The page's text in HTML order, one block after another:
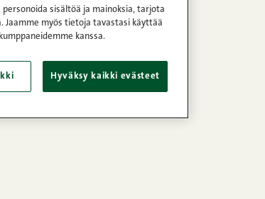
sisältöä ja mainoksia, tarjota
Jaamme myös tietoja tavastasi käyttää
kanssa.
Hyväksy kaikki evästeet